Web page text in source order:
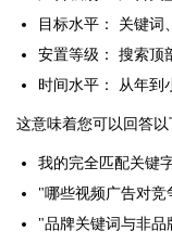
目标水平：
关键词
安置等级：
搜索顶
时间水平：
从年到
这意味着您可以回答以
我的完全匹配关键
"哪些视频广告对竞
"品牌关键词与非品